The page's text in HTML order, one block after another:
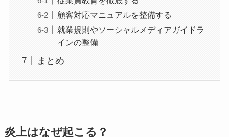
顧客対応マニュアルを整備する
就業規則やソーシャルメディアガイドラ
インの整備
まとめ
炎上はなぜ起こる？